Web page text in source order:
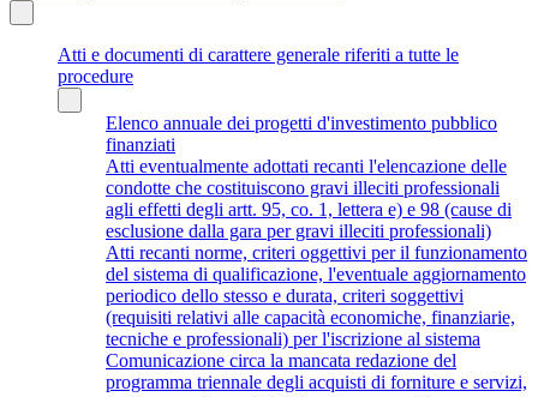
Atti e documenti di carattere generale riferiti a tutte le
procedure
Elenco annuale dei progetti d'investimento pubblico
finanziati
Atti eventualmente adottati recanti l'elencazione delle
condotte che costituiscono gravi illeciti professionali
agli effetti degli artt. 95, co. 1, lettera e) e 98 (cause di
esclusione dalla gara per gravi illeciti professionali)
Atti recanti norme, criteri oggettivi per il funzionamento
del sistema di qualificazione, l'eventuale aggiornamento
periodico dello stesso e durata, criteri soggettivi
(requisiti relativi alle capacità economiche, finanziarie,
tecniche e professionali) per l'iscrizione al sistema
Comunicazione circa la mancata redazione del
programma triennale degli acquisti di forniture e servizi,